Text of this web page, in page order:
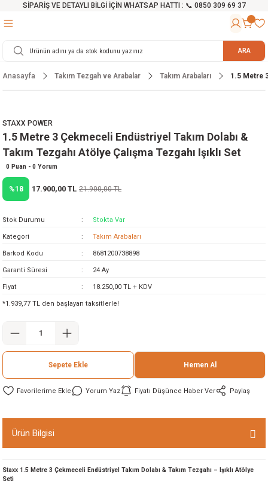
SİPARİŞ VE DETAYLI BİLGİ İÇİN WHATSAP HATTI : 📞 0850 309 69 37
Testereler
Makinesi
Testereler
Cihazları
Mikser
ve Arabalar
Malzemeleri ARA
Anasayfa Takım Tezgah ve Arabalar Takım Arabaları 1.5 Metre
STAXX POWER
1.5 Metre 3 Çekmeceli Endüstriyel Takım Dolabı &
Takım Tezgahı Atölye Çalışma Tezgahı Işıklı Set
0 Puan - 0 Yorum
%18 17.900,00 TL 21.900,00 TL
Stok Durumu Stokta Var
Kategori Takım Arabaları
Barkod Kodu 8681200738898
Garanti Süresi 24 Ay
Fiyat 18.250,00 TL + KDV
*1.939,77 TL den başlayan taksitlerle!
Sepete Ekle Hemen Al
Yorum Yaz Fiyatı Düşünce Haber Ver Paylaş
Ürün Bilgisi
Staxx 1.5 Metre 3 Çekmeceli Endüstriyel Takım Dolabı & Takım Tezgahı – Işıklı Atölye
Seti